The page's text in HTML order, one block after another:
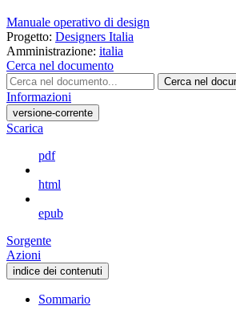
Manuale operativo di design
Progetto: Designers Italia
Amministrazione: italia
Cerca nel documento
Cerca nel
Informazioni
versione-corrente
Scarica
pdf
html
epub
Sorgente
Azioni
indice dei contenuti
Sommario